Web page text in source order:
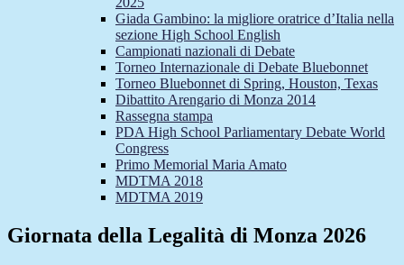
Giada Gambino: la migliore oratrice d’Italia nella
sezione High School English
Campionati nazionali di Debate
Torneo Internazionale di Debate Bluebonnet
Torneo Bluebonnet di Spring, Houston, Texas
Dibattito Arengario di Monza 2014
Rassegna stampa
PDA High School Parliamentary Debate World
Congress
Primo Memorial Maria Amato
MDTMA 2018
MDTMA 2019
Giornata della Legalità di Monza 2026